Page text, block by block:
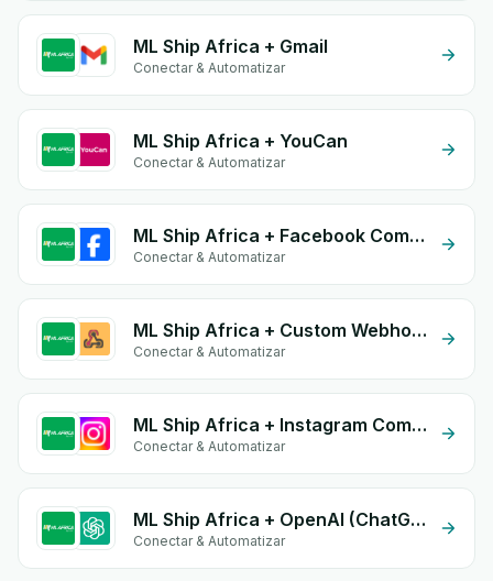
ML Ship Africa + Gmail
Conectar & Automatizar
ML Ship Africa + YouCan
Conectar & Automatizar
ML Ship Africa + Facebook Comments
Conectar & Automatizar
ML Ship Africa + Custom Webhook
Conectar & Automatizar
ML Ship Africa + Instagram Comment
Conectar & Automatizar
ML Ship Africa + OpenAI (ChatGPT)
Conectar & Automatizar